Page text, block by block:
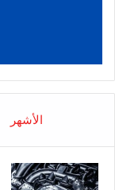
الأشهر